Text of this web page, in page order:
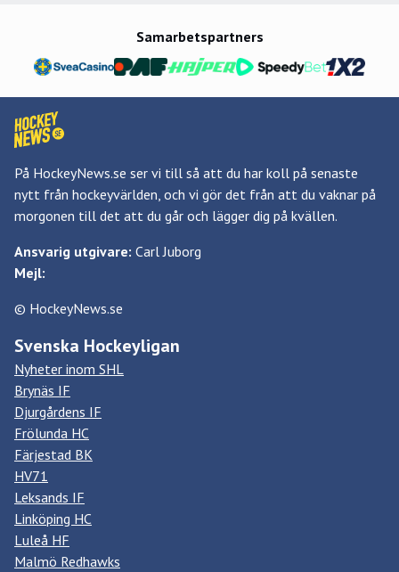
Samarbetspartners
På HockeyNews.se ser vi till så att du har koll på senaste
nytt från hockeyvärlden, och vi gör det från att du vaknar på
morgonen till det att du går och lägger dig på kvällen.
Ansvarig utgivare: Carl Juborg
Mejl:
© HockeyNews.se
Svenska Hockeyligan
Nyheter inom SHL
Brynäs IF
Djurgårdens IF
Frölunda HC
Färjestad BK
HV71
Leksands IF
Linköping HC
Luleå HF
Malmö Redhawks